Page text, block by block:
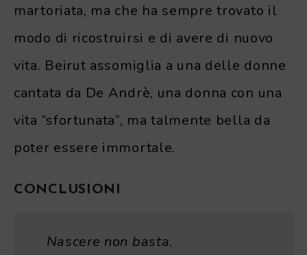
martoriata, ma che ha sempre trovato il
modo di ricostruirsi e di avere di nuovo
vita. Beirut assomiglia a una delle donne
cantata da De Andrè, una donna con una
vita “sfortunata”, ma talmente bella da
poter essere immortale.
CONCLUSIONI
Nascere non basta.